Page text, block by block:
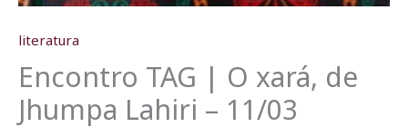
literatura
Encontro TAG | O xará, de
Jhumpa Lahiri – 11/03